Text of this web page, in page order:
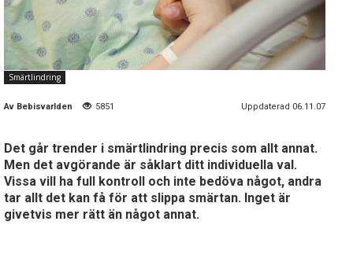
Smärtlindring
Av Bebisvarlden 5851 Uppdaterad 06.11.07
Det går trender i smärtlindring precis som allt annat.
Men det avgörande är såklart ditt individuella val.
Vissa vill ha full kontroll och inte bedöva något, andra
tar allt det kan få för att slippa smärtan. Inget är
givetvis mer rätt än något annat.